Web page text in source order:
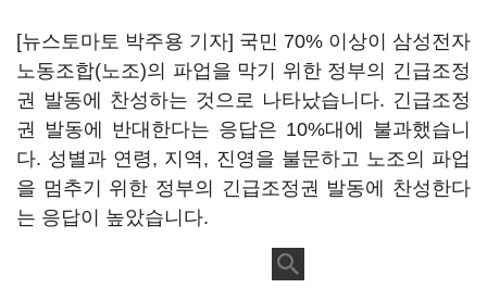
[뉴스토마토 박주용 기자] 국민 70% 이상이 삼성전자
노동조합(노조)의 파업을 막기 위한 정부의 긴급조정
권 발동에 찬성하는 것으로 나타났습니다. 긴급조정
권 발동에 반대한다는 응답은 10%대에 불과했습니
다. 성별과 연령, 지역, 진영을 불문하고 노조의 파업
을 멈추기 위한 정부의 긴급조정권 발동에 찬성한다
는 응답이 높았습니다.